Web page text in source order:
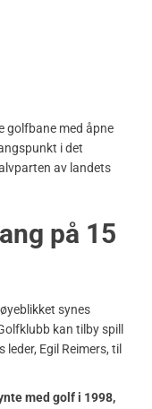
golfbane med åpne
i det
av landets
på 15
synes
kan tilby spill
Egil Reimers, til
med golf i 1998,